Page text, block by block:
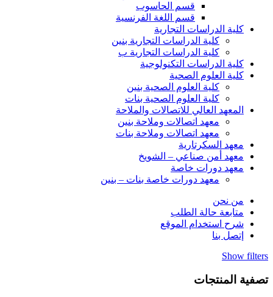
قسم الحاسوب
قسم اللغة الفرنسية
كلية الدراسات التجارية
كلية الدراسات التجارية بنين
كلية الدراسات التجارية ب
كلية الدراسات التكنولوجية
كلية العلوم الصحية
كلية العلوم الصحية بنين
كلية العلوم الصحية بنات
المعهد العالي للاتصالات والملاحة
معهد اتصالات وملاحة بنين
معهد اتصالات وملاحة بنات
معهد السكرتارية
معهد أمن صناعي – الشويخ
معهد دورات خاصة
معهد دورات خاصة بنات – بنين
من نحن
متابعة حالة الطلب
شرح استخدام الموقع
إتصل بنا
Show filters
تصفية المنتجات